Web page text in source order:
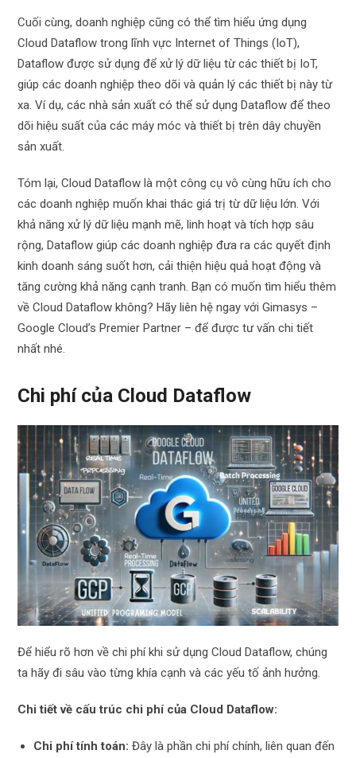
Cuối cùng, doanh nghiệp cũng có thể tìm hiểu ứng dụng
Cloud Dataflow trong lĩnh vực Internet of Things (IoT),
Dataflow được sử dụng để xử lý dữ liệu từ các thiết bị IoT,
giúp các doanh nghiệp theo dõi và quản lý các thiết bị này từ
xa. Ví dụ, các nhà sản xuất có thể sử dụng Dataflow để theo
dõi hiệu suất của các máy móc và thiết bị trên dây chuyền
sản xuất.
Tóm lại, Cloud Dataflow là một công cụ vô cùng hữu ích cho
các doanh nghiệp muốn khai thác giá trị từ dữ liệu lớn. Với
khả năng xử lý dữ liệu mạnh mẽ, linh hoạt và tích hợp sâu
rộng, Dataflow giúp các doanh nghiệp đưa ra các quyết định
kinh doanh sáng suốt hơn, cải thiện hiệu quả hoạt động và
tăng cường khả năng cạnh tranh. Bạn có muốn tìm hiểu thêm
về Cloud Dataflow không? Hãy liên hệ ngay với Gimasys –
Google Cloud’s Premier Partner – để được tư vấn chi tiết
nhất nhé.
Chi phí của Cloud Dataflow
Để hiểu rõ hơn về chi phí khi sử dụng Cloud Dataflow, chúng
ta hãy đi sâu vào từng khía cạnh và các yếu tố ảnh hưởng.
Chi tiết về cấu trúc chi phí của Cloud Dataflow:
Chi phí tính toán: Đây là phần chi phí chính, liên quan đến